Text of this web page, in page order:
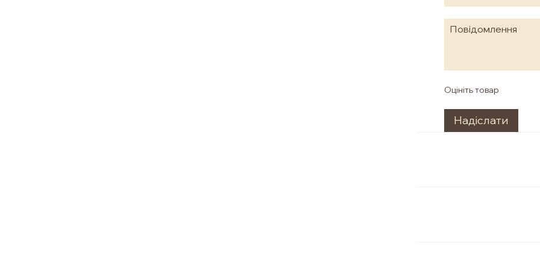
Оцініть товар
Надіслати